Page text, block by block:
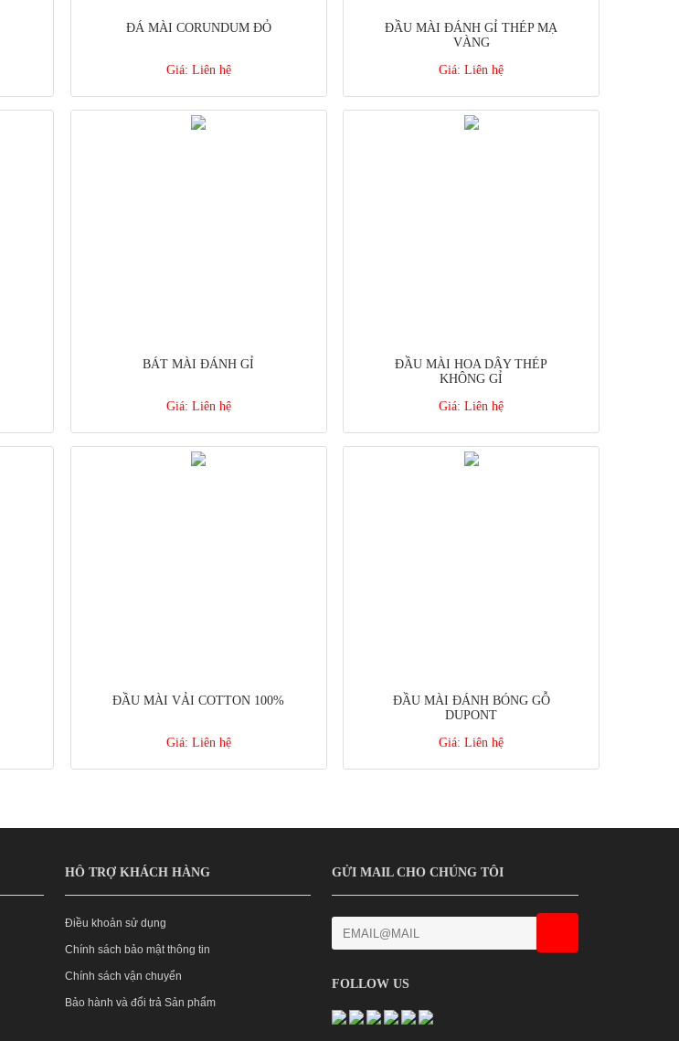
ĐÁ MÀI CORUNDUM ĐỎ
Giá: Liên hệ
ĐẦU MÀI ĐÁNH GỈ THÉP MẠ
VÀNG
Giá: Liên hệ
BÁT MÀI ĐÁNH GỈ
Giá: Liên hệ
ĐẦU MÀI HOA DÂY THÉP
KHÔNG GỈ
Giá: Liên hệ
ĐẦU MÀI VẢI COTTON 100%
Giá: Liên hệ
ĐẦU MÀI ĐÁNH BÓNG GỖ
DUPONT
Giá: Liên hệ
HỖ TRỢ KHÁCH HÀNG
Điều khoản sử dụng
Chính sách bảo mật thông tin
Chính sách vận chuyển
Bảo hành và đổi trả Sản phẩm
GỬI MAIL CHO CHÚNG TÔI
FOLLOW US